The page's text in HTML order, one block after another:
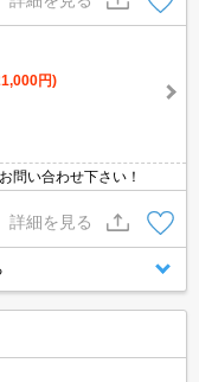
円)
問い合わせ下さい！
詳細を見る